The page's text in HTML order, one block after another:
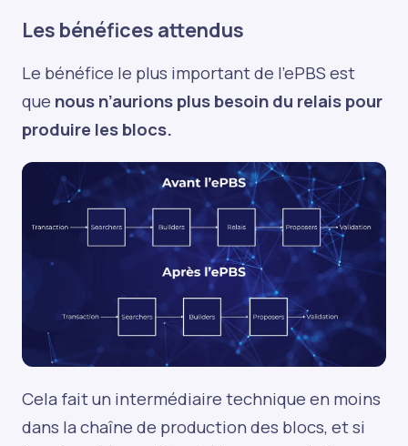
Les bénéfices attendus
Le bénéfice le plus important de l’ePBS est
que nous n’aurions plus besoin du relais pour
produire les blocs.
Cela fait un intermédiaire technique en moins
dans la chaîne de production des blocs, et si